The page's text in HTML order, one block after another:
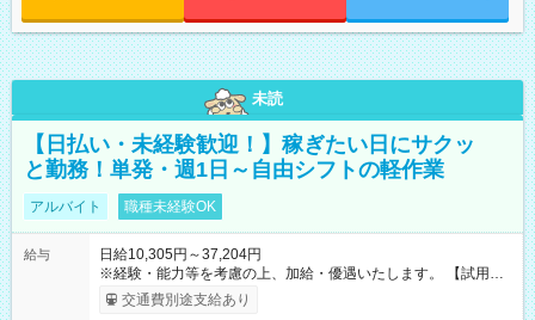
未読
【日払い・未経験歓迎！】稼ぎたい日にサクッ
と勤務！単発・週1日～自由シフトの軽作業
アルバイト 職種未経験OK
給与
日給10,305円～37,204円
※経験・能力等を考慮の上、加給・優遇いたします。 【試用期
間】試用期間なし
交通費別途支給あり